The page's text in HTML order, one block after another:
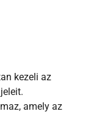
kezeli az
amely az